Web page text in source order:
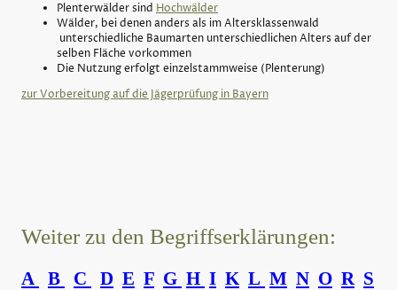
Plenterwälder sind Hochwälder
Wälder, bei denen anders als im Altersklassenwald
unterschiedliche Baumarten unterschiedlichen Alters auf der
selben Fläche vorkommen
Die Nutzung erfolgt einzelstammweise (Plenterung)
zur Vorbereitung auf die Jägerprüfung in Bayern
Weiter zu den Begriffserklärungen:
A B C D E F G H I K L M N O R S